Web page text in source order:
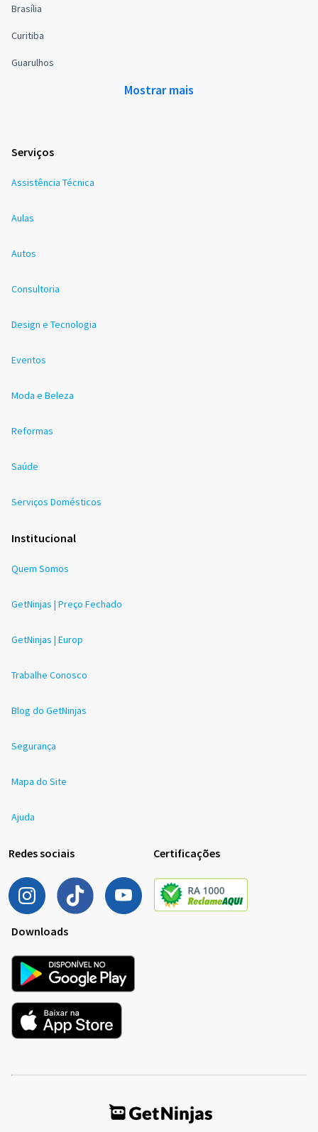
Brasília
Curitiba
Guarulhos
Mostrar mais
Serviços
Assistência Técnica
Aulas
Autos
Consultoria
Design e Tecnologia
Eventos
Moda e Beleza
Reformas
Saúde
Serviços Domésticos
Institucional
Quem Somos
GetNinjas | Preço Fechado
GetNinjas | Europ
Trabalhe Conosco
Blog do GetNinjas
Segurança
Mapa do Site
Ajuda
Redes sociais Certificações
Downloads